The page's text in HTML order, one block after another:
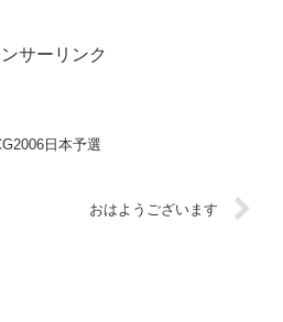
サーリンク
日本予選
おはようございます